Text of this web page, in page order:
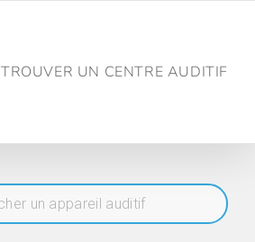
TROUVER UN CENTRE AUDITIF